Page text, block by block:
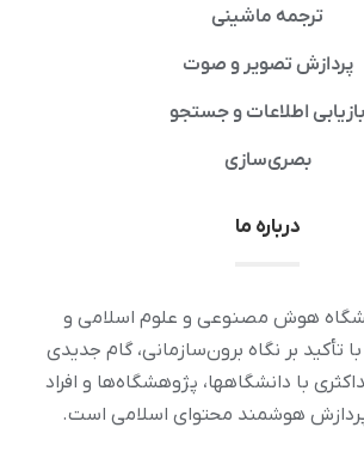
ترجمه ماشینی
پردازش تصویر و صوت
بازیابی اطلاعات و جستجو
بصری‌سازی
درباره ما
هوش مصنوعی و علوم اسلامی و
تأکید بر نگاه برون‌سازمانی، گام جدیدی
با دانشگاهها، پژوهشگاه‌ها و افراد
هوشمند محتوای اسلامی است.